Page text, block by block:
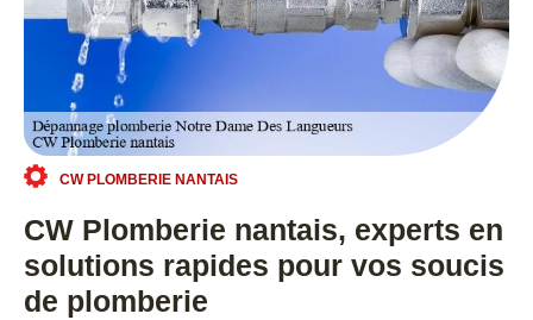
CW PLOMBERIE NANTAIS
CW Plomberie nantais, experts en
solutions rapides pour vos soucis
de plomberie